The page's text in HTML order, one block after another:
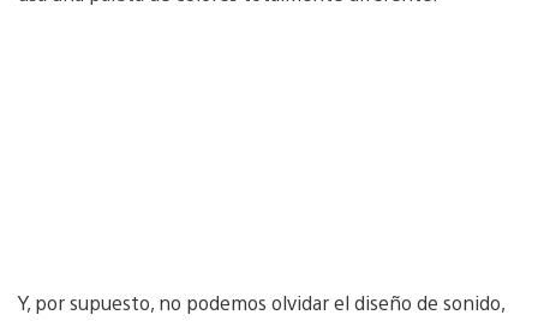
Y, por supuesto, no podemos olvidar el diseño de sonido,